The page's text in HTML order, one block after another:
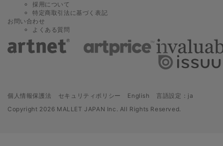
④ 図録等に記載された評価額はあくまで当社が買受希望者の参考として供
するものであり、実際に競売により売買される価格（落札価格）は、この評
価額の下限を下回ることもあれば、上限を超えることもあります。ただし、
最低売却価格（リザーブ価格。この価格は公表せず、また評価額の下限とは
無関係に設定されます。）を下回る価格では、原則として売却されません。
⑤ 図録等に記載された解説、説明は、予告なく変更されることがありま
す。この変更は、競売の会場における書面もしくは口頭にてなされます。買
は、一切応じられません。
採用について
特定商取引法に基づく表記
お問い合わせ
よくある質問
個人情報保護法 セキュリティポリシー English
言語設定：ja
Copyright 2026 MALLET JAPAN Inc. All Rights Reserved.